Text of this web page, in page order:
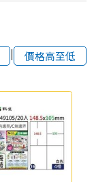
| 價格高至低